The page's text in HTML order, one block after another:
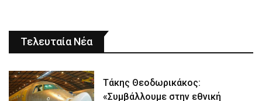
Τελευταία Νέα
Τάκης Θεοδωρικάκος:
«Συμβάλλουμε στην εθνική